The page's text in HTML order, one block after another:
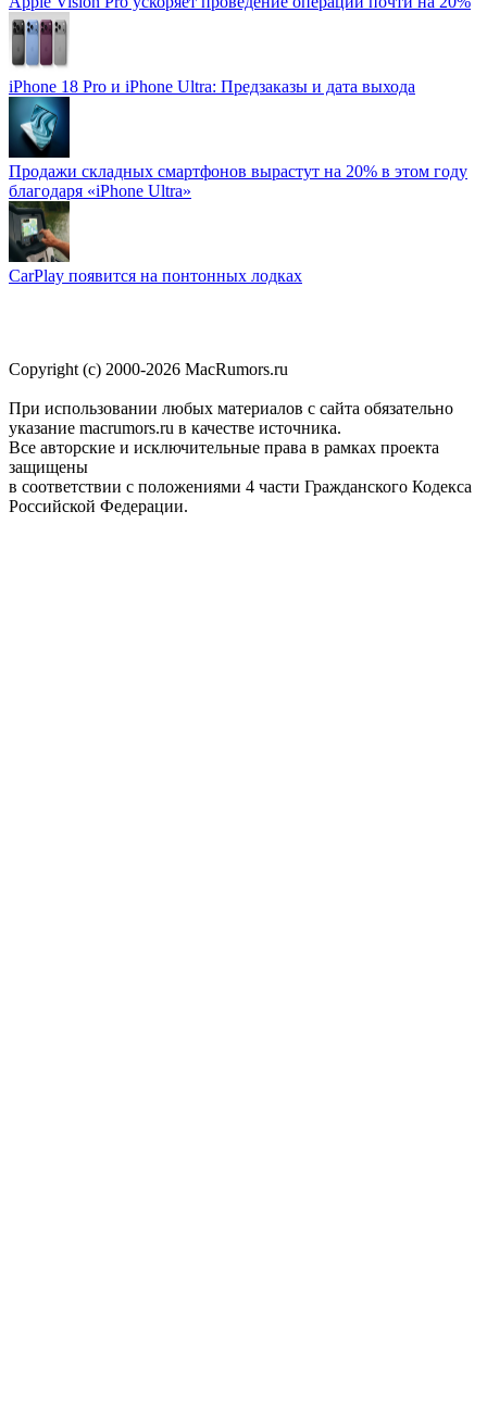
iPhone 18 Pro и iPhone Ultra: Предзаказы и дата выхода
Продажи складных смартфонов вырастут на 20% в этом году
благодаря «iPhone Ultra»
CarPlay появится на понтонных лодках
Copyright (c) 2000-2026 MacRumors.ru
При использовании любых материалов с сайта обязательно
указание macrumors.ru в качестве источника.
Все авторские и исключительные права в рамках проекта
защищены
в соответствии с положениями 4 части Гражданского Кодекса
Российской Федерации.